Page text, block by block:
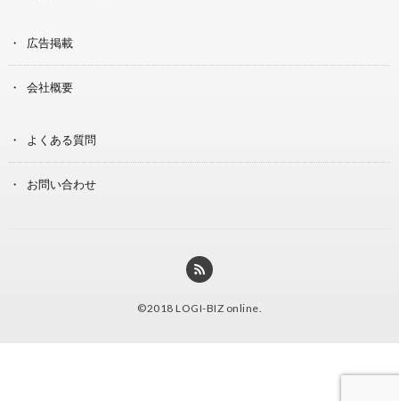
広告掲載
会社概要
よくある質問
お問い合わせ
©2018 LOGI-BIZ online.